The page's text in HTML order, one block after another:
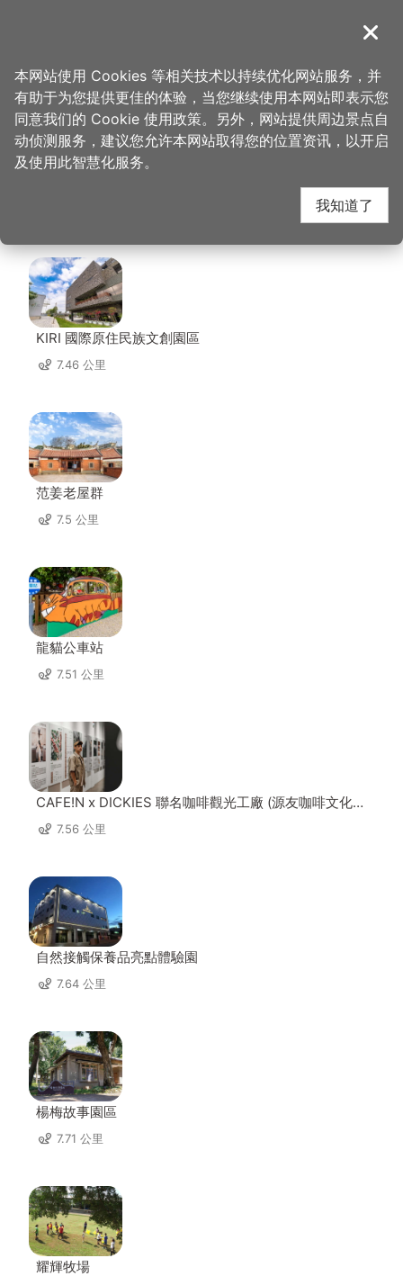
導覽
首页 > 想去的地方 > 美食、购物 > 南方庄园渡假饭店
南方庄园渡假饭店 周边
景点
KIRI 國際原住民族文創園區
7.46 公里
范姜老屋群
7.5 公里
龍貓公車站
7.51 公里
CAFE!N x DICKIES 聯名咖啡觀光工廠 (源友咖啡文化園
區) 7.56 公里
自然接觸保養品亮點體驗園
7.64 公里
楊梅故事園區
7.71 公里
耀輝牧場
关闭
本网站使用 Cookies 等相关技术以持续优化网站服务，并
有助于为您提供更佳的体验，当您继续使用本网站即表示您
同意我们的 Cookie 使用政策。另外，网站提供周边景点自
动侦测服务，建议您允许本网站取得您的位置资讯，以开启
及使用此智慧化服务。
我知道了